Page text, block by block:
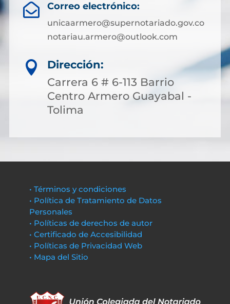
 Correo electrónico:
unicaarmero@supernotariado.gov.co
notariau.armero@outlook.com

Dirección:
Carrera 6 # 6-113 Barrio
Centro Armero Guayabal -
Tolima
• Términos y condiciones
• Política de Tratamiento de Datos
Personales
• Políticas de derechos de autor
• Certificado de Accesibilidad
• Políticas de Privacidad Web
• Mapa del Sitio